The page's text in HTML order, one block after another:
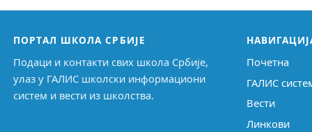
ПОРТАЛ ШКОЛА СРБИЈЕ
Подаци и контакти свих школа Србије,
улаз у ГАЛИС школски информациони
систем и вести из школства.
Почетна
ГАЛИС
Вести
Линкови